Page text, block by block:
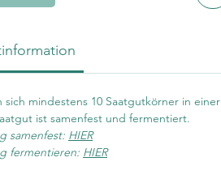
sich mindestens 10 Saatgutkörner in einer
ist samenfest und fermentiert.
samenfest: HIER
fermentieren: HIER